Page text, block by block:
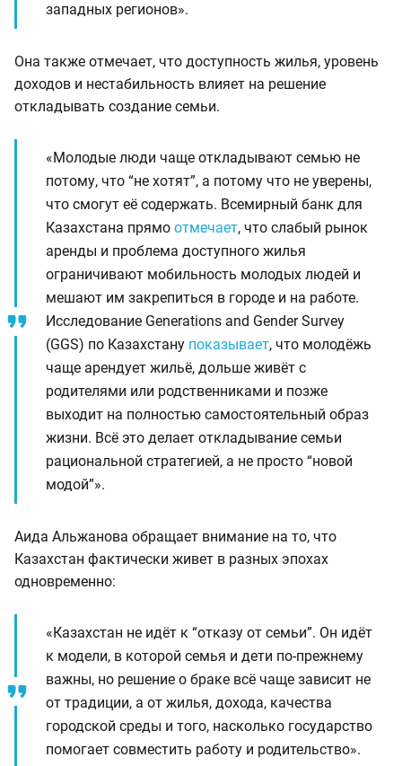
западных регионов».
Она также отмечает, что доступность жилья, уровень
доходов и нестабильность влияет на решение
откладывать создание семьи.
«Молодые люди чаще откладывают семью не
потому, что “не хотят”, а потому что не уверены,
что смогут её содержать. Всемирный банк для
Казахстана прямо отмечает, что слабый рынок
аренды и проблема доступного жилья
ограничивают мобильность молодых людей и
мешают им закрепиться в городе и на работе.
Исследование Generations and Gender Survey
(GGS) по Казахстану показывает, что молодёжь
чаще арендует жильё, дольше живёт с
родителями или родственниками и позже
выходит на полностью самостоятельный образ
жизни. Всё это делает откладывание семьи
рациональной стратегией, а не просто “новой
модой”».
Аида Альжанова обращает внимание на то, что
Казахстан фактически живет в разных эпохах
одновременно:
«Казахстан не идёт к “отказу от семьи”. Он идёт
к модели, в которой семья и дети по-прежнему
важны, но решение о браке всё чаще зависит не
от традиции, а от жилья, дохода, качества
городской среды и того, насколько государство
помогает совместить работу и родительство».